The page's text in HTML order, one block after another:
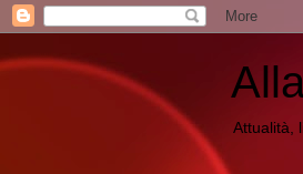
Attualità,